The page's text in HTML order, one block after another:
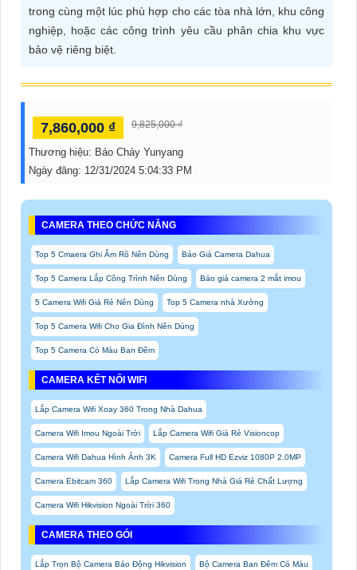
trong cùng một lúc phù hợp cho các tòa nhà lớn, khu công
nghiệp, hoặc các công trình yêu cầu phân chia khu vực
bảo vệ riêng biệt.
7,860,000 ₫ 9,825,000 ₫
Thương hiệu: Báo Cháy Yunyang
Ngày đăng: 12/31/2024 5:04:33 PM
CAMERA THEO CHỨC NĂNG
Top 5 Cmaera Ghi Âm Rõ Nên Dùng Báo Giá Camera Dahua
Top 5 Camera Lắp Công Trình Nên Dùng Báo giá camera 2 mắt imou
5 Camera Wifi Giá Rẻ Nên Dùng Top 5 Camera nhà Xưởng
Top 5 Camera Wifi Cho Gia Đình Nên Dùng
Top 5 Camera Có Màu Ban Đêm
CAMERA KẾT NỐI WIFI
Lắp Camera Wifi Xoay 360 Trong Nhà Dahua
Camera Wifi Imou Ngoài Trời Lắp Camera Wifi Giá Rẻ Visioncop
Camera Wifi Dahua Hình Ảnh 3K Camera Full HD Ezviz 1080P 2.0MP
Camera Ebitcam 360 Lắp Camera Wifi Trong Nhà Giá Rẻ Chất Lượng
Camera Wifi Hikvision Ngoài Trời 360
CAMERA THEO GÓI
Lắp Trọn Bộ Camera Báo Động Hikvision Bộ Camera Ban Đêm Có Màu